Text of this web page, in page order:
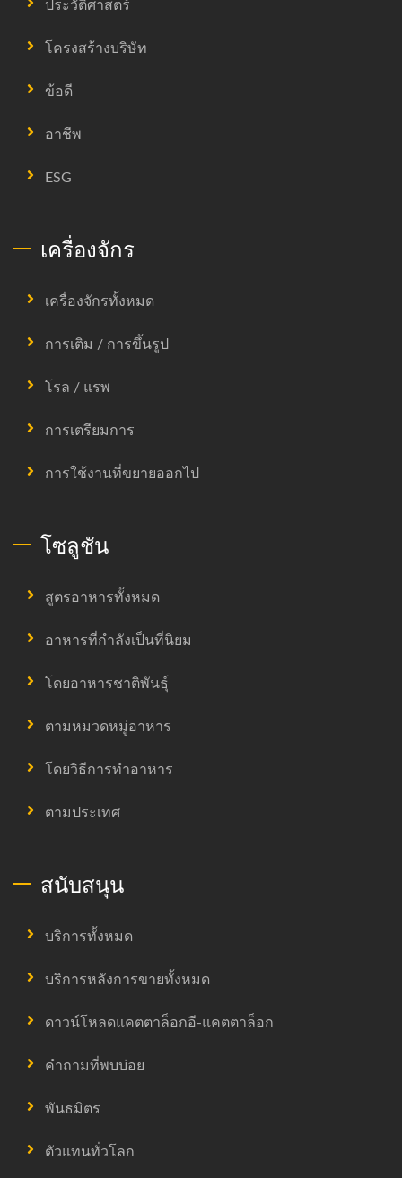
ประวัติศาสตร์
โครงสร้างบริษัท
ข้อดี
อาชีพ
ESG
เครื่องจักร
เครื่องจักรทั้งหมด
การเติม / การขึ้นรูป
โรล / แรพ
การเตรียมการ
การใช้งานที่ขยายออกไป
โซลูชัน
สูตรอาหารทั้งหมด
อาหารที่กำลังเป็นที่นิยม
โดยอาหารชาติพันธุ์
ตามหมวดหมู่อาหาร
โดยวิธีการทำอาหาร
ตามประเทศ
สนับสนุน
บริการทั้งหมด
บริการหลังการขายทั้งหมด
ดาวน์โหลดแคตตาล็อกอี-แคตตาล็อก
คำถามที่พบบ่อย
พันธมิตร
ตัวแทนทั่วโลก